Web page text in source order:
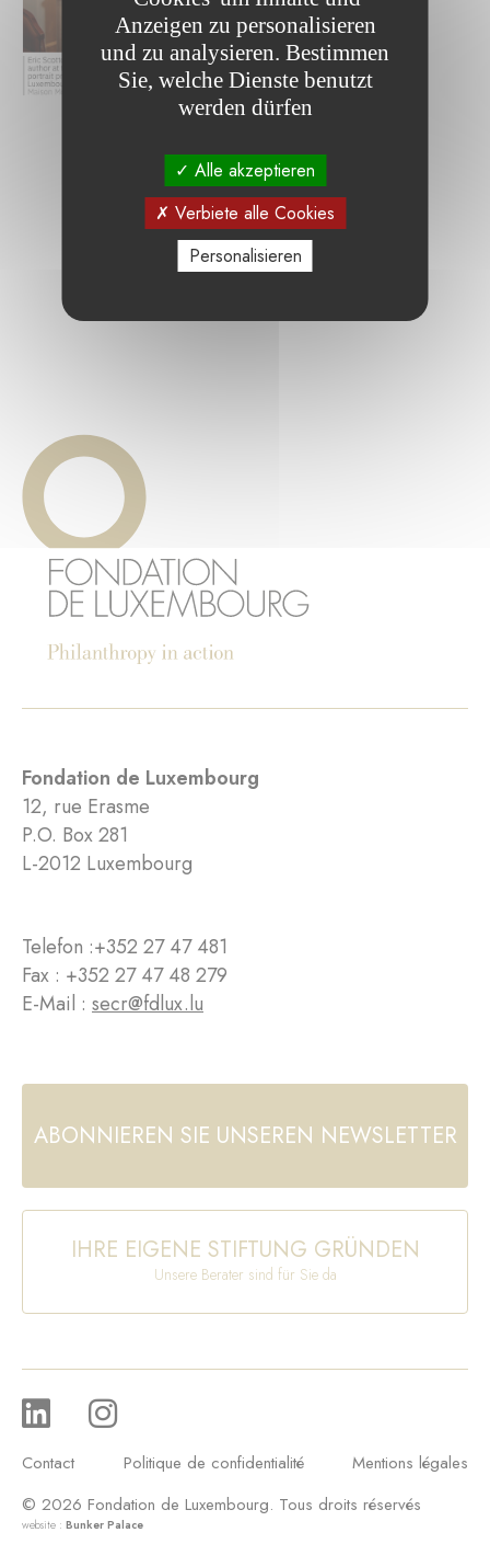
Fondation de Luxembourg
12, rue Erasme
P.O. Box 281
L-2012 Luxembourg
Telefon :+352 27 47 481
Fax : +352 27 47 48 279
E-Mail : secr@fdlux.lu
ABONNIEREN SIE UNSEREN NEWSLETTER
IHRE EIGENE STIFTUNG GRÜNDEN
Unsere Berater sind für Sie da
Contact Politique de confidentialité
Mentions légales
© 2026 Fondation de Luxembourg. Tous droits réservés
website : Bunker Palace
Anzeigen zu personalisieren
und zu analysieren. Bestimmen
Sie, welche Dienste benutzt
werden dürfen
Alle akzeptieren
Verbiete alle Cookies
Personalisieren